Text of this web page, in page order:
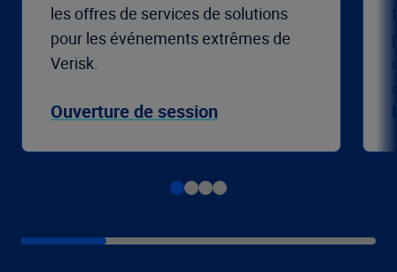
les offres de services de solutions
pour les événements extrêmes de
Verisk.
Ouverture de session